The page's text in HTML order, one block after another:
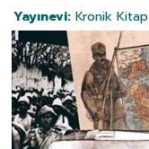
Yayınevi: Kronik Kitap